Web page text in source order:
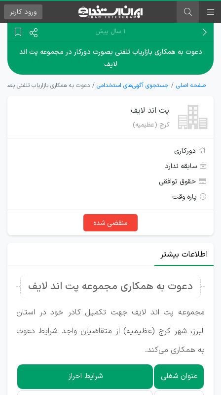
ورود کاربر
۱ سال پیش
دعوت به همکاری بازاریاب تلفنی بصورت دورکار در مجموعه پت اند
لایف
صفحه اصلی جستجوی آگهی‌های استخدامی دعوت به همکاری بازاریاب تلفنی
پت اند لایف
کرج (عظیمیه)
دورکاری
سابقه ندارد
حقوق توافقی
پاره وقت
منقضی شده
اطلاعات بیشتر
دعوت به همکاری مجموعه پت اند لایف
مجموعه پت اند لایف جهت تکمیل کادر خود در استان
البرز، شهر کرج (عظیمیه) از متقاضیان واجد شرایط دعوت
به همکاری می‌کند.
عنوان شغلی شرایط احراز